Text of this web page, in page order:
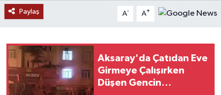
Paylaş A- A+
Aksaray'da Çatıdan Eve
Girmeye Çalışırken
Düşen Gencin